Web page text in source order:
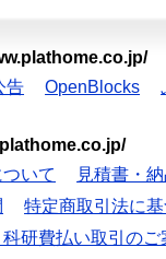
告 OpenBlocks
いて
見積書・
特定商取引法に
研費払い取引のご